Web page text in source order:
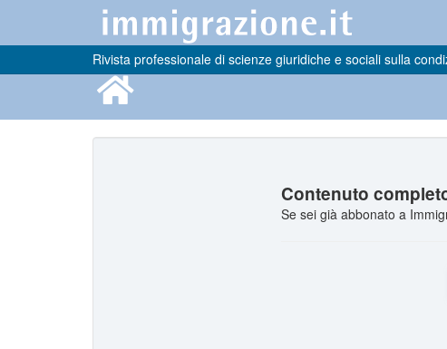
Rivista professionale di scienze giuridiche e sociali sulla
Contenuto
Se sei già abbonato a